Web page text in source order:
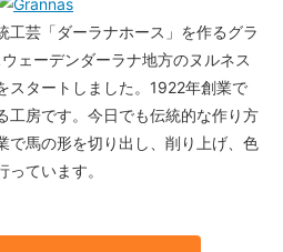
工芸「ダーラナホース」を作るグラ
ェーデンダーラナ地方のヌルネス
スタートしました。1922年創業で
工房です。今日でも伝統的な作り方
で馬の形を切り出し、削り上げ、色
ています。